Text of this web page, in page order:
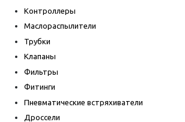
Контроллеры
Маслораспылители
Трубки
Клапаны
Фильтры
Фитинги
Пневматические встряхиватели
Дроссели